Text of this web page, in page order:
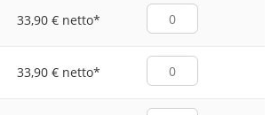
33,90 € netto*
33,90 € netto*